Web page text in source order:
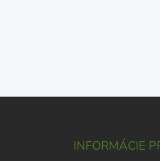
Z
INFORMÁCIE